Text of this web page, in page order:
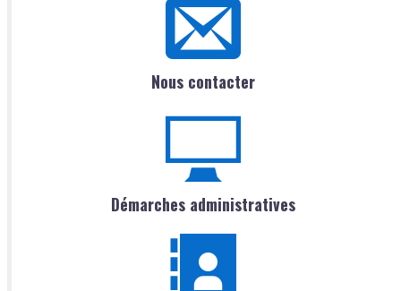
Nous contacter
Démarches administratives